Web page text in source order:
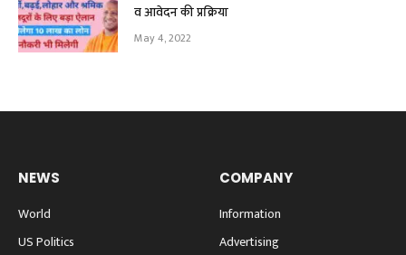
व आवेदन की प्रक्रिया
May 4, 2022
NEWS
World
US Politics
COMPANY
Information
Advertising